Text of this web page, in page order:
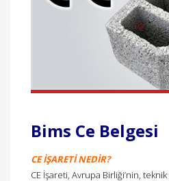
Bims Ce Belgesi
CE İŞARETİ NEDİR?
CE İşareti, Avrupa Birliği’nin,